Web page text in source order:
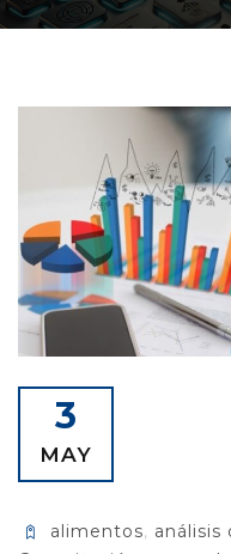
3
MAY
alimentos, análisis